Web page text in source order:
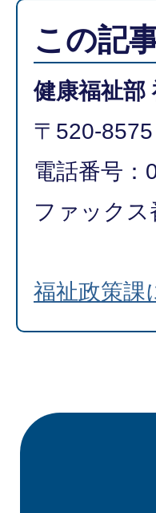
この記
健康福祉部
〒520-
電話番号：
ファック
福祉政策課